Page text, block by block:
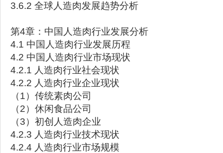
3.6.2 全球人造肉发展趋势分析
第4章：中国人造肉行业发展分析
4.1 中国人造肉行业发展历程
4.2 中国人造肉行业市场现状
4.2.1 人造肉行业社会现状
4.2.2 人造肉行业企业现状
（1）传统素肉公司
（2）休闲食品公司
（3）初创人造肉企业
4.2.3 人造肉行业技术现状
4.2.4 人造肉行业市场规模